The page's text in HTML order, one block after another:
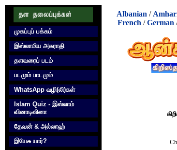
முகப்புப் பக்கம்
இஸ்லாமிய அகராதி
தளவரைப் படம்
படமும் பாடமும்
WhatsApp வழி(லி)கள்
Islam Quiz - இஸ்லாம்
வினாடிவினா
தேவன் & அல்லாஹ்
இயேசு யார்?
Albanian /
French /German